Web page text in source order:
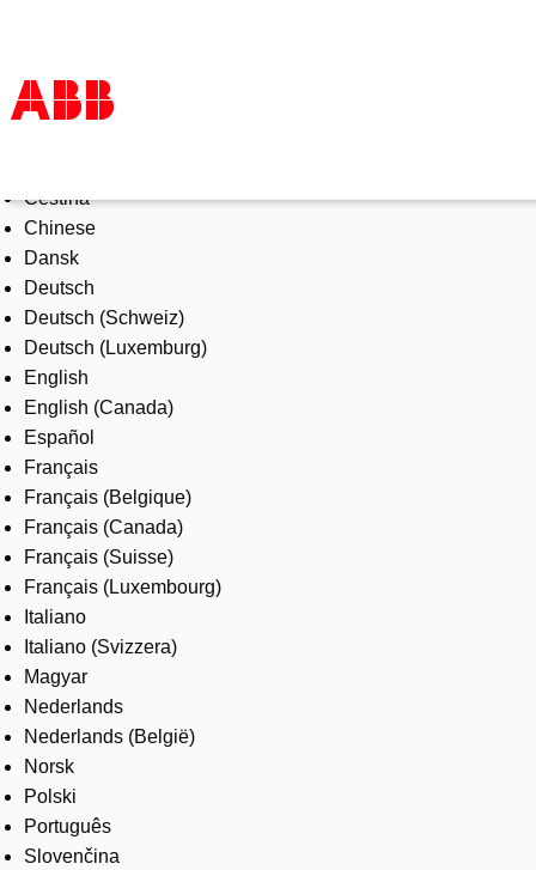
Products & Solutions
Industries
Services
About us
Where to buy
Contact us
Careers
Čeština
Chinese
Dansk
Deutsch
Deutsch (Schweiz)
Deutsch (Luxemburg)
English
English (Canada)
Español
Français
Français (Belgique)
Français (Canada)
Français (Suisse)
Français (Luxembourg)
Italiano
Italiano (Svizzera)
Magyar
Nederlands
Nederlands (België)
Norsk
Polski
Português
Slovenčina